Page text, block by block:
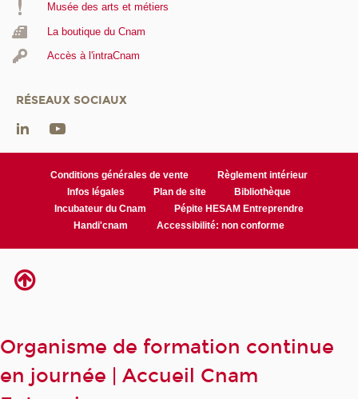
Musée des arts et métiers
La boutique du Cnam
Accès à l'intraCnam
RÉSEAUX SOCIAUX
Conditions générales de vente
Règlement intérieur
Infos légales
Plan de site
Bibliothèque
Incubateur du Cnam
Pépite HESAM Entreprendre
Handi'cnam
Accessibilité: non conforme
Organisme de formation continue
en journée | Accueil Cnam